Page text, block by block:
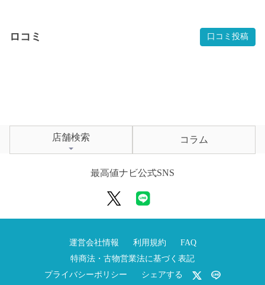
ロコミ 口コミ投稿
店舗検索 コラム
最高値ナビ公式SNS
運営会社情報 利用規約
FAQ
特商法・古物営業法に基づく表記
プライバシーポリシー
シェアする